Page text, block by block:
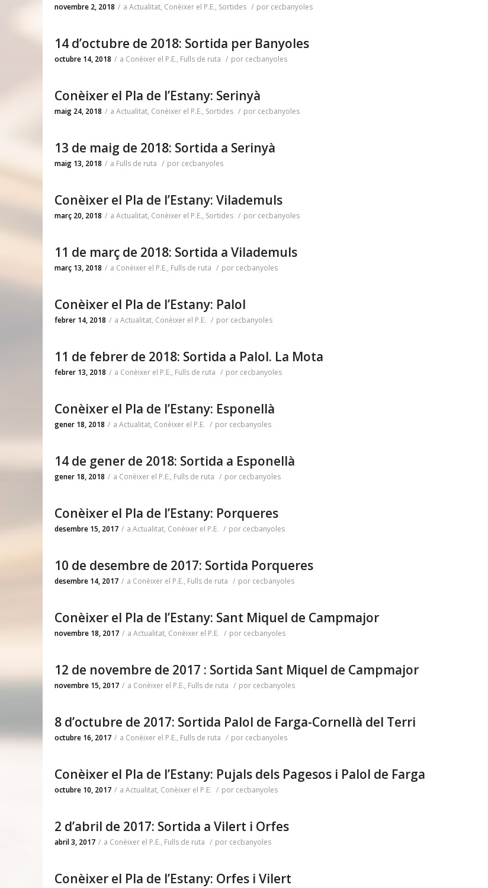
novembre 2, 2018 / a Actualitat, Conèixer el P.E., Sortides / por cecbanyoles
14 d’octubre de 2018: Sortida per Banyoles
octubre 14, 2018 / a Conèixer el P.E., Fulls de ruta / por cecbanyoles
Conèixer el Pla de l’Estany: Serinyà
maig 24, 2018 / a Actualitat, Conèixer el P.E., Sortides / por cecbanyoles
13 de maig de 2018: Sortida a Serinyà
maig 13, 2018 / a Fulls de ruta / por cecbanyoles
Conèixer el Pla de l’Estany: Vilademuls
març 20, 2018 / a Actualitat, Conèixer el P.E., Sortides / por cecbanyoles
11 de març de 2018: Sortida a Vilademuls
març 13, 2018 / a Conèixer el P.E., Fulls de ruta / por cecbanyoles
Conèixer el Pla de l’Estany: Palol
febrer 14, 2018 / a Actualitat, Conèixer el P.E. / por cecbanyoles
11 de febrer de 2018: Sortida a Palol. La Mota
febrer 13, 2018 / a Conèixer el P.E., Fulls de ruta / por cecbanyoles
Conèixer el Pla de l’Estany: Esponellà
gener 18, 2018 / a Actualitat, Conèixer el P.E. / por cecbanyoles
14 de gener de 2018: Sortida a Esponellà
gener 18, 2018 / a Conèixer el P.E., Fulls de ruta / por cecbanyoles
Conèixer el Pla de l’Estany: Porqueres
desembre 15, 2017 / a Actualitat, Conèixer el P.E. / por cecbanyoles
10 de desembre de 2017: Sortida Porqueres
desembre 14, 2017 / a Conèixer el P.E., Fulls de ruta / por cecbanyoles
Conèixer el Pla de l’Estany: Sant Miquel de Campmajor
novembre 18, 2017 / a Actualitat, Conèixer el P.E. / por cecbanyoles
12 de novembre de 2017 : Sortida Sant Miquel de Campmajor
novembre 15, 2017 / a Conèixer el P.E., Fulls de ruta / por cecbanyoles
8 d’octubre de 2017: Sortida Palol de Farga-Cornellà del Terri
octubre 16, 2017 / a Conèixer el P.E., Fulls de ruta / por cecbanyoles
Conèixer el Pla de l’Estany: Pujals dels Pagesos i Palol de Farga
octubre 10, 2017 / a Actualitat, Conèixer el P.E. / por cecbanyoles
2 d’abril de 2017: Sortida a Vilert i Orfes
abril 3, 2017 / a Conèixer el P.E., Fulls de ruta / por cecbanyoles
Conèixer el Pla de l’Estany: Orfes i Vilert